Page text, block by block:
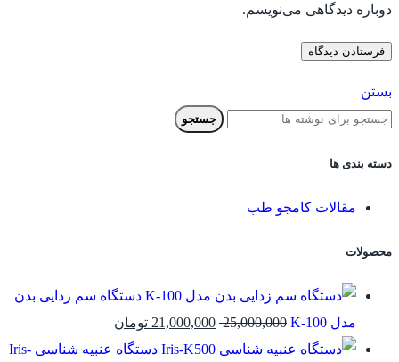
دوباره دیدگاهی می‌نویسم.
بستن
جستجو
دسته بندی ها
مقالات کامجو طب
محصولات
دستگاه سم زدایی بدن
مدل K-100
25,000,000
21,000,000 تومان
دستگاه عنبیه شناسی Iris-